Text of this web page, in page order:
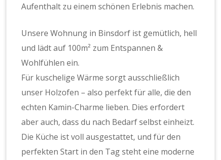
Aufenthalt zu einem schönen Erlebnis machen.
Unsere Wohnung in Binsdorf ist gemütlich, hell
und lädt auf 100m² zum Entspannen &
Wohlfühlen ein.
Für kuschelige Wärme sorgt ausschließlich
unser Holzofen – also perfekt für alle, die den
echten Kamin-Charme lieben. Dies erfordert
aber auch, dass du nach Bedarf selbst einheizt.
Die Küche ist voll ausgestattet, und für den
perfekten Start in den Tag steht eine moderne